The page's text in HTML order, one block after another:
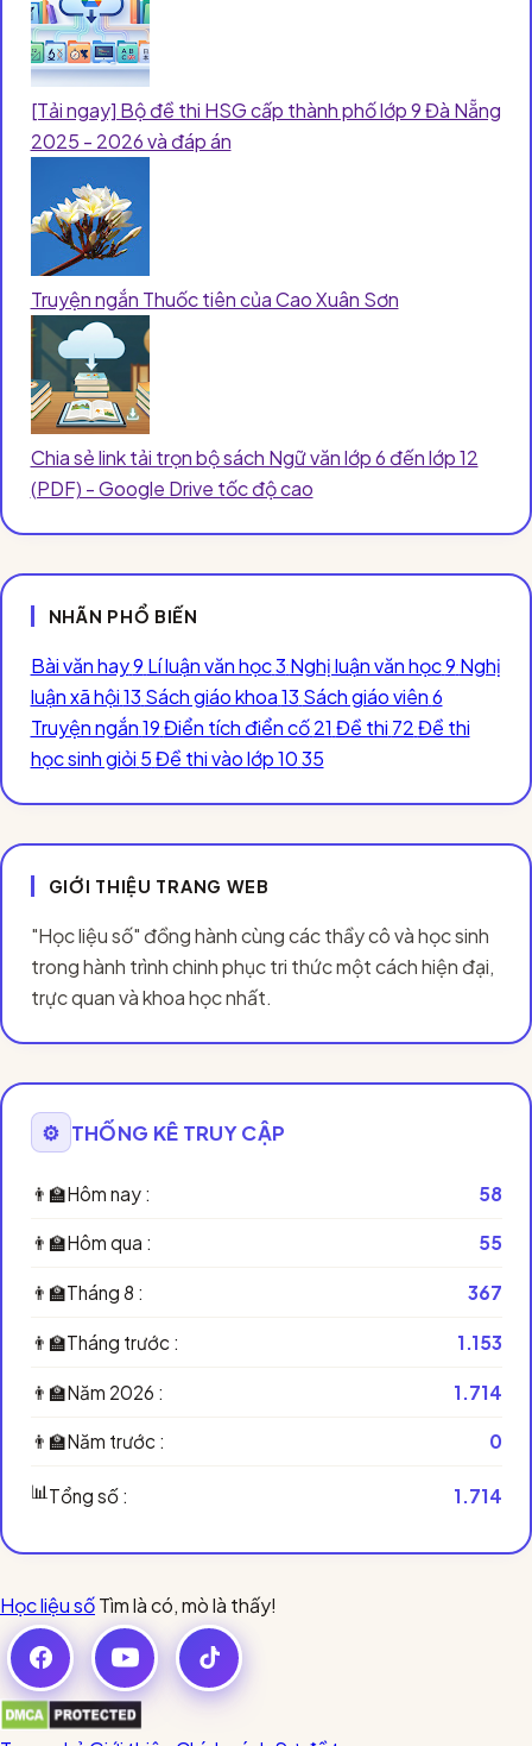
[Tải ngay] Bộ đề thi HSG cấp thành phố lớp 9 Đà Nẵng
2025 - 2026 và đáp án
Truyện ngắn Thuốc tiên của Cao Xuân Sơn
Chia sẻ link tải trọn bộ sách Ngữ văn lớp 6 đến lớp 12
(PDF) - Google Drive tốc độ cao
NHÃN PHỔ BIẾN
Bài văn hay9 Lí luận văn học3 Nghị luận văn học9 Nghị
luận xã hội13 Sách giáo khoa13 Sách giáo viên6
Truyện ngắn19Điển tích điển cố 21 Đề thi 72Đề thi
học sinh giỏi 5Đề thi vào lớp 1035
GIỚI THIỆU TRANG WEB
"Học liệu số" đồng hành cùng các thầy cô và học sinh
trong hành trình chinh phục tri thức một cách hiện đại,
trực quan và khoa học nhất.
⚙️ THỐNG KÊ TRUY CẬP
👨‍🏫Hôm nay : 58
👨‍🏫Hôm qua : 55
👨‍🏫Tháng 8 : 367
👨‍🏫Tháng trước : 1.153
👨‍🏫Năm 2026 : 1.714
👨‍🏫Năm trước : 0
📊 Tổng số : 1.714
Học liệu sốTìm là có, mò là thấy!